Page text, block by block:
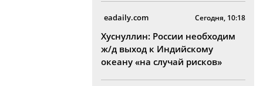
eadaily.com Сегодня, 10:18
Хуснуллин: России необходим
ж/д выход к Индийскому
океану «на случай рисков»